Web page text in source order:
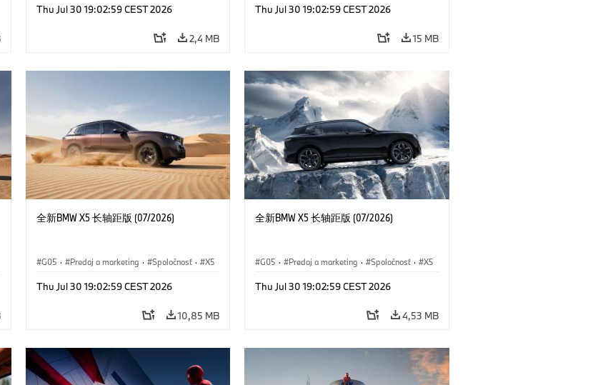
Thu Jul 30 19:02:59 CEST 2026
2,4 MB
Thu Jul 30 19:02:59 CEST 2026
15 MB
全新BMW X5 长轴距版 (07/2026)
G05 · Predaj a marketing · Spoločnosť · X5
Thu Jul 30 19:02:59 CEST 2026
10,85 MB
全新BMW X5 长轴距版 (07/2026)
G05 · Predaj a marketing · Spoločnosť · X5
Thu Jul 30 19:02:59 CEST 2026
4,53 MB